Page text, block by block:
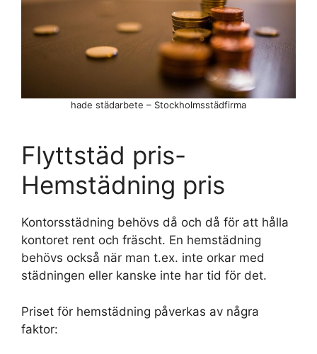
hade städarbete – Stockholmsstädfirma
Flyttstäd pris-
Hemstädning pris
Kontorsstädning behövs då och då för att hålla
kontoret rent och fräscht. En hemstädning
behövs också när man t.ex. inte orkar med
städningen eller kanske inte har tid för det.
Priset för hemstädning påverkas av några
faktor: